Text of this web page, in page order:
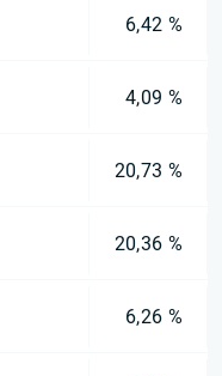
6,42 %
4,09 %
20,73 %
20,36 %
6,26 %